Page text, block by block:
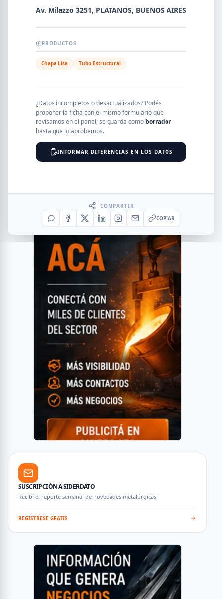
NOMBRE
SEGMENTO
SUSCRIPCIÓN A SIDERDATO
Recibí el reporte semanal de novedades metalúrgicas.
REGISTRESE GRATIS
Av. Milazzo 3251, PLATANOS, BUENOS AIRES
PRODUCTOS
Chapa Lisa Tubo Estructural
¿Datos incompletos o desactualizados? Podés
proponer la ficha con el mismo formulario que
revisamos en el panel; se guarda como borrador
hasta que lo aprobemos.
INFORMAR DIFERENCIAS EN LOS DATOS
COMPARTIR
COPIAR